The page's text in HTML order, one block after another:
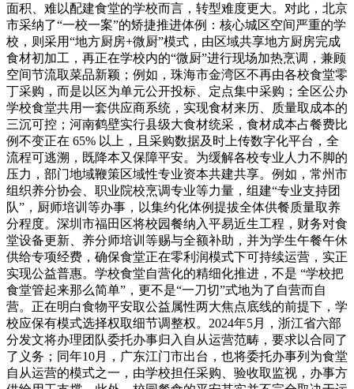
面积、难以配建食堂的学校而言，转型难度更大。对此，北京
市采纳了“一校一案”的矫捷推进体例：核心城区空间严重的学
校，则采用“地方厨房+微厨”模式，由区域共享地方厨房完成
食材初加工，再正在学校内的“微厨”进行现场加热烹调，兼顾
空间节流取菜品新颖；例如，珠海市金湾区不再由各校食堂零
丁采购，而是以区为单元公开投标、定点集中采购；全区公办
学校食堂共用一套供应商系统，实现食材来历、质量取成本的
三沉可控；河南鹤壁实行县级大食材统采，食材成本占餐费比
例不变正在 65% 以上，且采购数据及时上传数字化平台，全
流程可逃溯，既降本又保障平安。为缓解各校专业人力不脚的
压力，部门地域鞭策区域性专业资本共建共享。例如，常州市
组织养分协会、职业院校烹调专业等力量，组建“专业支持团
队”，厨师培训等办事，以集约化体例提拔全体供餐质量取养
分程度。深圳市福田区将校园餐纳入平易近生工程，财务对食
堂设备更新、养分师培训等赐与全额补助，并为学生午餐午休
供给专项经费，确保食堂正在零利润模式下可持续运营，实正
实现公益普惠。学校食堂自营化的精细化推进，不是 “学校把
食堂管起来那么简单”，更不是“一刀切”式地为了自营而自
营。正在明白食物平安取公益属性两大焦点底线的前提下，学
校应保有模式选择权取细节调整权。2024年5月，浙江省六部
分发文将办理团队委托办事归入自从运营范畴，要求以合同了
了义务；同年10月，广东江门市出台，也将委托办事列为食堂
自从运营的模式之一，由学校担任采购、验收取监视，办事方